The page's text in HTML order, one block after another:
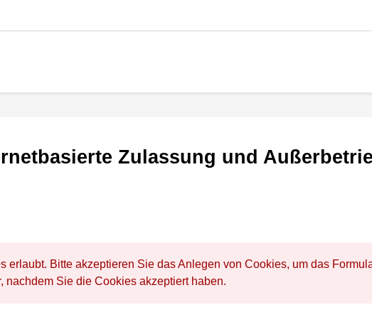
Zulassung und
erlaubt. Bitte akzeptieren Sie das Anlegen von Cookies, um das
nachdem Sie die Cookies akzeptiert haben.